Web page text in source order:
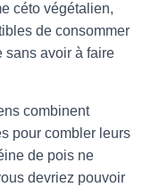
céto végétalien,
de consommer
sans avoir à faire
combinent
pour combler leurs
de pois ne
devriez pouvoir